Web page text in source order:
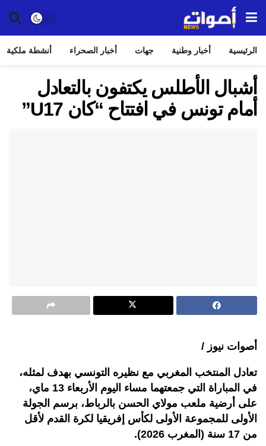
الرئيسية أخبار وطنية جهات أخبار الصحراء أنشطة ملكية
أشبال الأطلس يكتفون بالتعادل
أمام تونس في افتتاح “كان U17”
أصوات نيوز /
تعادل المنتخب المغربي مع نظيره التونسي بهدف لمثله،
في المباراة التي جمعتهما مساء اليوم الأربعاء 13 ماي،
على أرضية ملعب مولاي الحسن بالرباط، برسم الجولة
الأولى للمجموعة الأولى لكأس إفريقيا لكرة القدم لأقل
من 17 سنة (المغرب 2026).